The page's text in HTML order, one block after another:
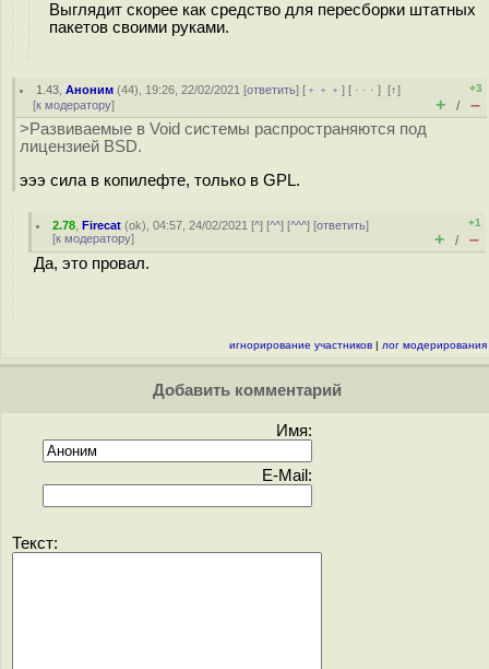
Выглядит скорее как средство для пересборки штатных
пакетов своими руками.
1.43 ,Аноним (44), 19:26, 22/02/2021 [ответить] [ ﹢﹢﹢] [ · · ·][↑]
[к модератору]
+3
+ / –
>Развиваемые в Void системы распространяются под
лицензией BSD.
эээ сила в копилефте, только в GPL.
2.78 ,Firecat (ok), 04:57, 24/02/2021 [^] [^^] [^^^] [ответить]
[к модератору]
+1
+ / –
Да, это провал.
игнорирование участников | лог модерирования
Добавить комментарий
Имя:
E-Mail:
Текст: